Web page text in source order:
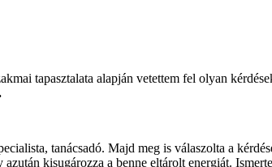
tapasztalata alapján vetettem fel olyan
tanácsadó. Majd meg is válaszolta a
kisugározza a benne eltárolt energiát.